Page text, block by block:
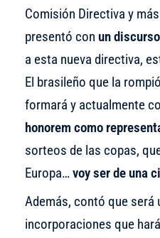
Comisión Directiva y
presentó con un
a esta nueva directiva,
El brasileño que la
formará y actualmente
honorem como
sorteos de las copas,
Europa…voy ser de una
Además, contó que será
incorporaciones que